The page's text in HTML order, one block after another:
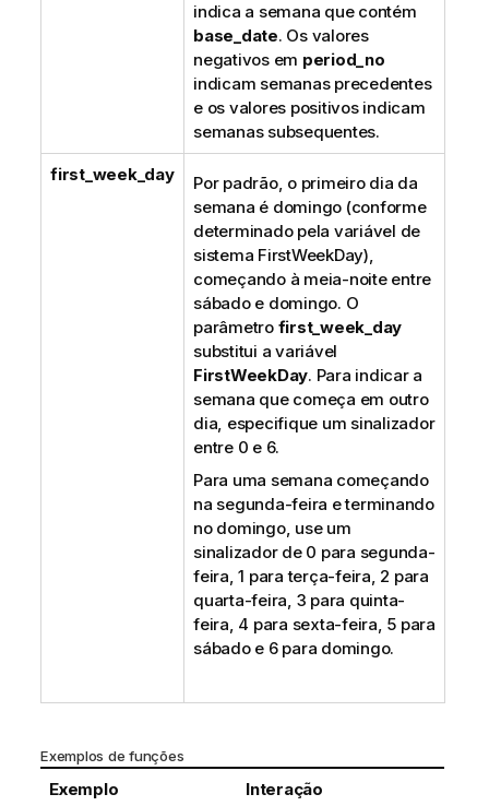
indica a semana que contém
base_date. Os valores
negativos em period_no
indicam semanas precedentes
e os valores positivos indicam
semanas subsequentes.
first_week_day
Por padrão, o primeiro dia da
semana é domingo (conforme
determinado pela variável de
sistema FirstWeekDay),
começando à meia-noite entre
sábado e domingo. O
parâmetro first_week_day
substitui a variável
FirstWeekDay. Para indicar a
semana que começa em outro
dia, especifique um sinalizador
entre 0 e 6.
Para uma semana começando
na segunda-feira e terminando
no domingo, use um
sinalizador de 0 para segunda-
feira, 1 para terça-feira, 2 para
quarta-feira, 3 para quinta-
feira, 4 para sexta-feira, 5 para
sábado e 6 para domingo.
Exemplos de funções
Exemplo Interação